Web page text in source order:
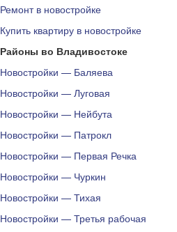
Ремонт в новостройке
Купить квартиру в новостройке
Районы во Владивостоке
Новостройки — Баляева
Новостройки — Луговая
Новостройки — Нейбута
Новостройки — Патрокл
Новостройки — Первая Речка
Новостройки — Чуркин
Новостройки — Тихая
Новостройки — Третья рабочая